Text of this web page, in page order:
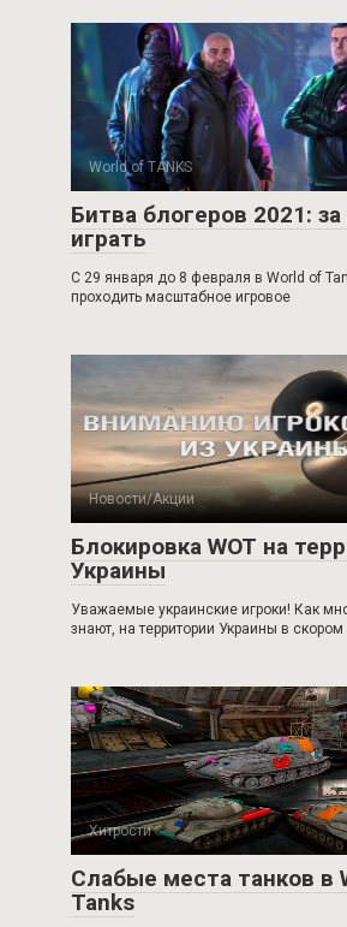
World of TANKS
Битва блогеров 2021: за
играть
С 29 января до 8 февраля в World of
проходить масштабное игровое
Новости/Акции
Блокировка WOT на
Украины
Уважаемые украинские игроки! Как
знают, на территории Украины в скором
Хитрости
Слабые места танков в
Tanks